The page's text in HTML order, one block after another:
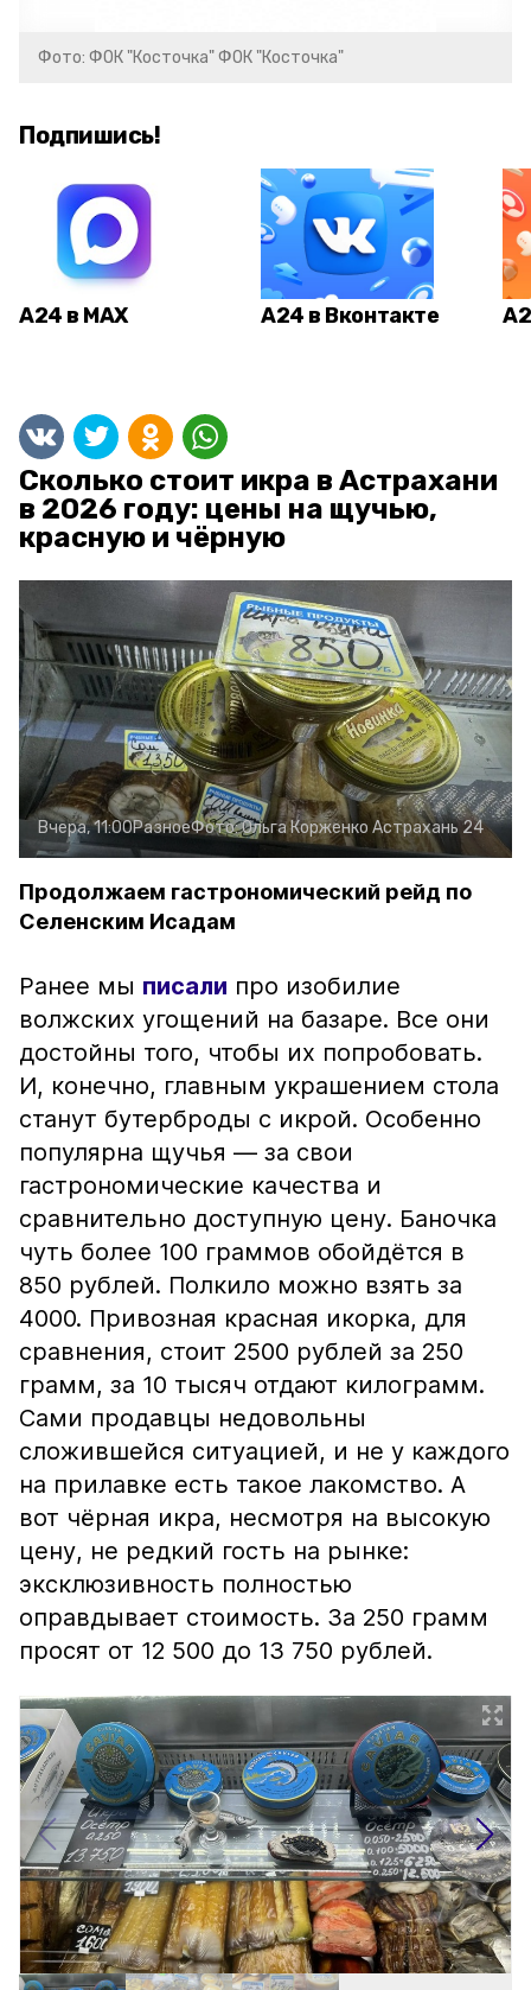
Фото: ФОК "Косточка" ФОК "Косточка"
Подпишись!
А24 в MAX А24 в Вконтакте
Сколько стоит икра в Астрахани
в 2026 году: цены на щучью,
красную и чёрную
Вчера, 11:00РазноеФото:Ольга Корженко Астрахань 24
Продолжаем гастрономический рейд по
Селенским Исадам
Ранее мы писали про изобилие
волжских угощений на базаре. Все они
достойны того, чтобы их попробовать.
И, конечно, главным украшением стола
станут бутерброды с икрой. Особенно
популярна щучья — за свои
гастрономические качества и
сравнительно доступную цену. Баночка
чуть более 100 граммов обойдётся в
850 рублей. Полкило можно взять за
4000. Привозная красная икорка, для
сравнения, стоит 2500 рублей за 250
грамм, за 10 тысяч отдают килограмм.
Сами продавцы недовольны
сложившейся ситуацией, и не у каждого
на прилавке есть такое лакомство. А
вот чёрная икра, несмотря на высокую
цену, не редкий гость на рынке:
эксклюзивность полностью
оправдывает стоимость. За 250 грамм
просят от 12 500 до 13 750 рублей.